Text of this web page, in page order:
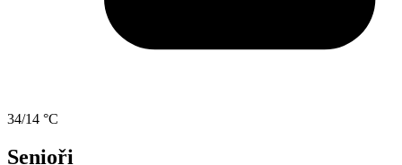
34/14 °C
Senioři